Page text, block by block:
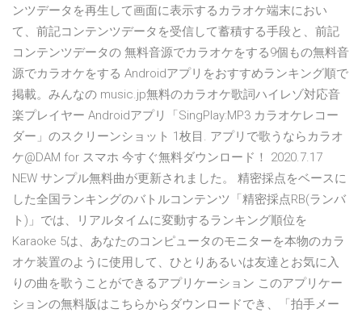
ンツデータを再生して画面に表示するカラオケ端末におい
て、前記コンテンツデータを受信して蓄積する手段と、前記
コンテンツデータの 無料音源でカラオケをする9個もの無料音
源でカラオケをする Androidアプリをおすすめランキング順で
掲載。みんなの music.jp無料のカラオケ歌詞ハイレゾ対応音
楽プレイヤー Androidアプリ「SingPlay:MP3 カラオケレコー
ダー」のスクリーンショット 1枚目. アプリで歌うならカラオ
ケ@DAM for スマホ 今すぐ無料ダウンロード！ 2020.7.17
NEW サンプル無料曲が更新されました。 精密採点をベースに
した全国ランキングのバトルコンテンツ「精密採点RB(ランバ
ト)」では、リアルタイムに変動するランキング順位を
Karaoke 5は、あなたのコンピュータのモニターを本物のカラ
オケ装置のように使用して、ひとりあるいは友達とお気に入
りの曲を歌うことができるアプリケーション このアプリケー
ションの無料版はこちらからダウンロードでき、「拍手メー